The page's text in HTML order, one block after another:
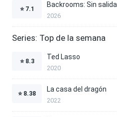
⭐ 7.1
Backrooms: Sin salida
2026
Series: Top de la semana
⭐ 8.3
Ted Lasso
2020
⭐ 8.38
La casa del dragón
2022